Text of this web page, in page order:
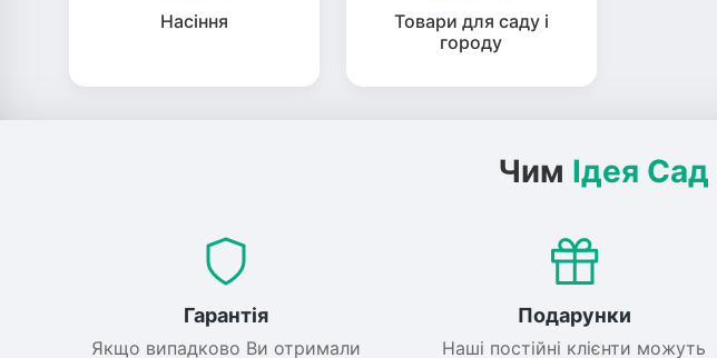
Насіння
Товари для саду і
городу
Чим Ідея Сад
Гарантія
Якщо випадково Ви отримали
Подарунки
Наші постійні клієнти можуть